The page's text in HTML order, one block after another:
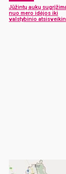
Jūžintų aukų
nuo mero idėjos iki
valstybinio